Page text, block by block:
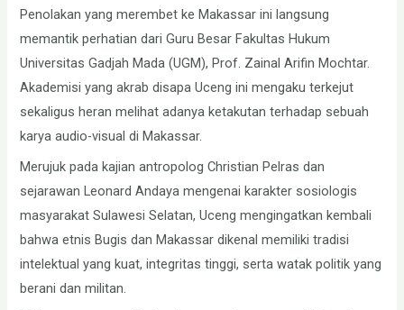
Penolakan yang merembet ke Makassar ini langsung
memantik perhatian dari Guru Besar Fakultas Hukum
Universitas Gadjah Mada (UGM), Prof. Zainal Arifin Mochtar.
Akademisi yang akrab disapa Uceng ini mengaku terkejut
sekaligus heran melihat adanya ketakutan terhadap sebuah
karya audio-visual di Makassar.
Merujuk pada kajian antropolog Christian Pelras dan
sejarawan Leonard Andaya mengenai karakter sosiologis
masyarakat Sulawesi Selatan, Uceng mengingatkan kembali
bahwa etnis Bugis dan Makassar dikenal memiliki tradisi
intelektual yang kuat, integritas tinggi, serta watak politik yang
berani dan militan.